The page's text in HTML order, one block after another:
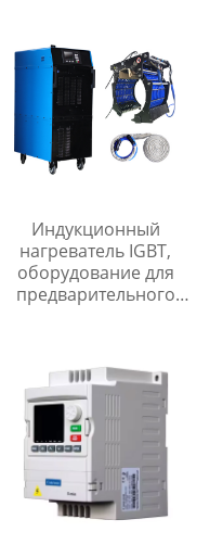
Индукционный
нагреватель IGBT,
оборудование для
предварительного
FBE на трубы с
зажимами для
покрытия монтажных
стыков